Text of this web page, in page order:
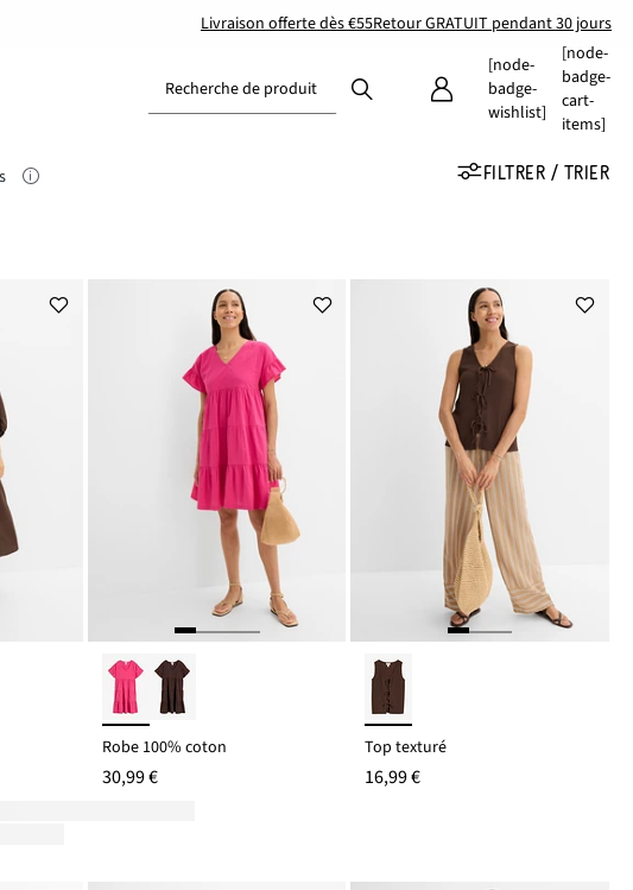
Livraison offerte dès €55Retour GRATUIT pendant 30 jours
Recherche de produit
[node-
badge-
wishlist]
[node-
badge-
cart-
items]
FILTRER / TRIER
Robe 100% coton
30,99 €
Top texturé
16,99 €